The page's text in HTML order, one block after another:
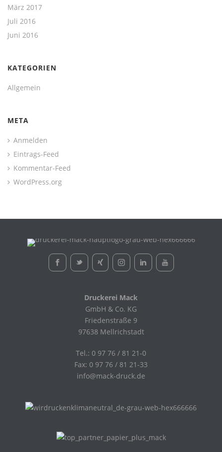
März 2017
Juli 2016
Juni 2016
KATEGORIEN
Allgemein
META
Anmelden
Eintrags-Feed
Kommentar-Feed
WordPress.org
Druckerei Mack
GmbH & Co. KG
Friedenstraße 9
97638 Mellrichstadt
Tel.: 0 97 76 / 81 21-0
Fax: 0 97 76 / 81 21-33
info@mack-druck.de